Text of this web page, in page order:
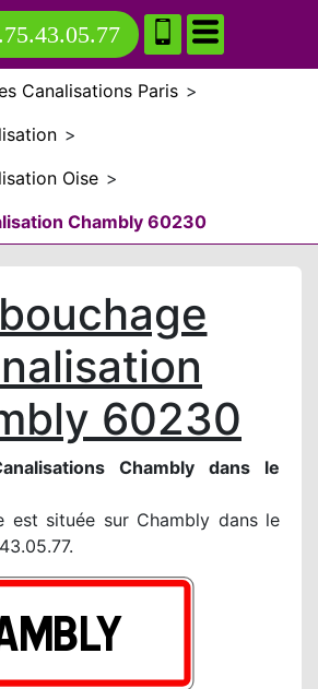
Canalisations Paris >
>
Oise >
Chambly 60230
60230
Chambly dans le
est située sur Chambly dans le